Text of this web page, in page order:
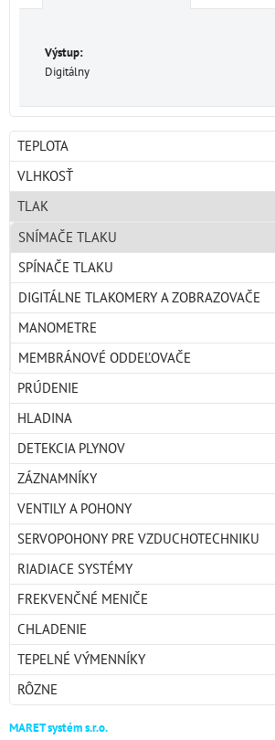
Výstup:
Digitálny
TEPLOTA
VLHKOSŤ
TLAK
SNÍMAČE TLAKU
SPÍNAČE TLAKU
DIGITÁLNE TLAKOMERY A ZOBRAZOVAČE
MANOMETRE
MEMBRÁNOVÉ ODDEĽOVAČE
PRÚDENIE
HLADINA
DETEKCIA PLYNOV
ZÁZNAMNÍKY
VENTILY A POHONY
SERVOPOHONY PRE VZDUCHOTECHNIKU
RIADIACE SYSTÉMY
FREKVENČNÉ MENIČE
CHLADENIE
TEPELNÉ VÝMENNÍKY
RÔZNE
MARET systém s.r.o.